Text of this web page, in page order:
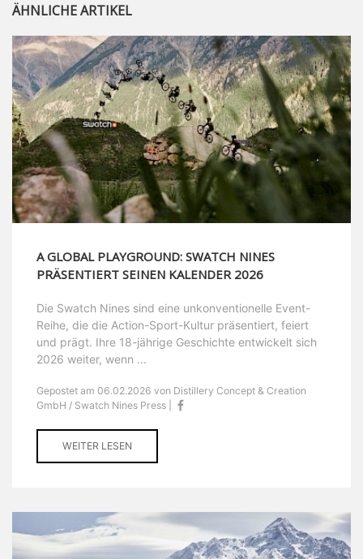
ÄHNLICHE ARTIKEL
A GLOBAL PLAYGROUND: SWATCH NINES
PRÄSENTIERT SEINEN KALENDER 2026
Die Swatch Nines sind eine unkonventionelle Event-
Reihe, die die Action-Sport-Kultur präsentiert, feiert
und prägt. Ihre 18-jährige Geschichte entwickelt sich
2026 weiter, wenn ...
Gepostet am 06.02.2026 von Distillery Concept & Creation
GmbH / Swatch Nines Press |
WEITER LESEN